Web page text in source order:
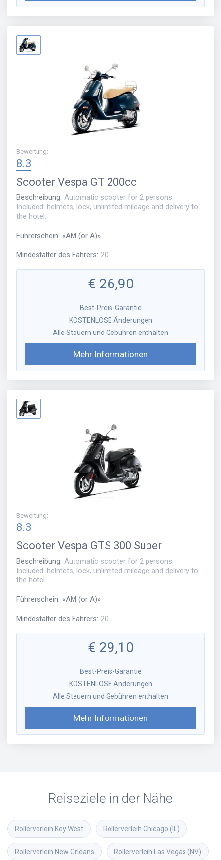
Bewertung:
8.3
Scooter Vespa GT 200cc
Beschreibung: Automatic scooter for 2 persons.
Included: helmets, lock, unlimited mileage and delivery to
the hotel.
Führerschein: «AM (or A)»
Mindestalter des Fahrers: 20
€ 26,90
Best-Preis-Garantie
KOSTENLOSE Änderungen
Alle Steuern und Gebühren enthalten
Mehr Informationen
Bewertung:
8.3
Scooter Vespa GTS 300 Super
Beschreibung: Automatic scooter for 2 persons.
Included: helmets, lock, unlimited mileage and delivery to
the hotel.
Führerschein: «AM (or A)»
Mindestalter des Fahrers: 20
€ 29,10
Best-Preis-Garantie
KOSTENLOSE Änderungen
Alle Steuern und Gebühren enthalten
Mehr Informationen
Reiseziele in der Nähe
Rollerverleih Key West Rollerverleih Chicago (IL)
Rollerverleih New Orleans Rollerverleih Las Vegas (NV)